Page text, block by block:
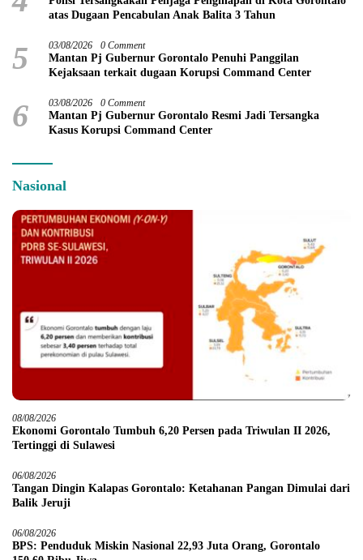
atas Dugaan Pencabulan Anak Balita 3 Tahun
5 03/08/2026 0 Comment
Mantan Pj Gubernur Gorontalo Penuhi Panggilan
Kejaksaan terkait dugaan Korupsi Command Center
6 03/08/2026 0 Comment
Mantan Pj Gubernur Gorontalo Resmi Jadi Tersangka
Kasus Korupsi Command Center
Nasional
08/08/2026
Ekonomi Gorontalo Tumbuh 6,20 Persen pada Triwulan II 2026,
Tertinggi di Sulawesi
06/08/2026
Tangan Dingin Kalapas Gorontalo: Ketahanan Pangan Dimulai dari
Balik Jeruji
06/08/2026
BPS: Penduduk Miskin Nasional 22,93 Juta Orang, Gorontalo